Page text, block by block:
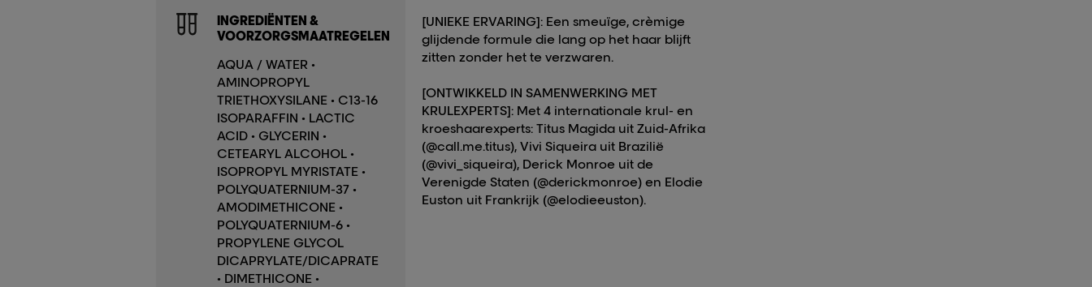
INGREDIËNTEN &
VOORZORGSMAATREGELEN
AQUA / WATER •
AMINOPROPYL
TRIETHOXYSILANE • C13-16
ISOPARAFFIN • LACTIC
ACID • GLYCERIN •
CETEARYL ALCOHOL •
ISOPROPYL MYRISTATE •
POLYQUATERNIUM-37 •
AMODIMETHICONE •
POLYQUATERNIUM-6 •
PROPYLENE GLYCOL
DICAPRYLATE/DICAPRATE
• DIMETHICONE •
[UNIEKE ERVARING]: Een smeuïge, crèmige
glijdende formule die lang op het haar blijft
zitten zonder het te verzwaren.
[ONTWIKKELD IN SAMENWERKING MET
KRULEXPERTS]: Met 4 internationale krul- en
kroeshaarexperts: Titus Magida uit Zuid-Afrika
(@call.me.titus), Vivi Siqueira uit Brazilië
(@vivi_siqueira), Derick Monroe uit de
Verenigde Staten (@derickmonroe) en Elodie
Euston uit Frankrijk (@elodieeuston).